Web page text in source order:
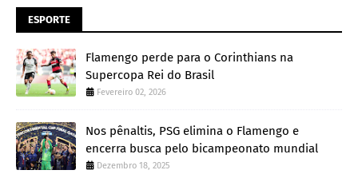
ESPORTE
Flamengo perde para o Corinthians na
Supercopa Rei do Brasil
Fevereiro 02, 2026
Nos pênaltis, PSG elimina o Flamengo e
encerra busca pelo bicampeonato mundial
Dezembro 18, 2025